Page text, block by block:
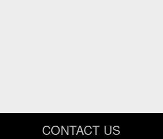
CONTACT US